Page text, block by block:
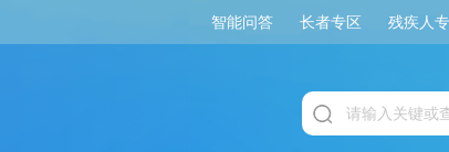
智能问答 长者专区 残疾人